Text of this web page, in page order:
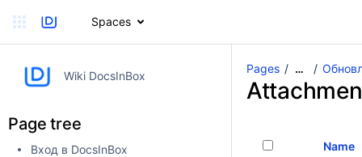
Spaces
Wiki DocsInBox
Page tree
Вход в DocsInBox
Pages …
Name